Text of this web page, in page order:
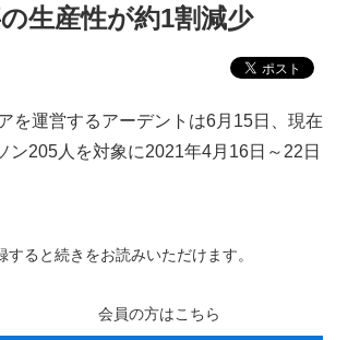
生産性が約1割減少
運営するアーデントは6月15日、現在
205人を対象に2021年4月16日～22日
すると続きをお読みいただけます。
会員の方はこちら